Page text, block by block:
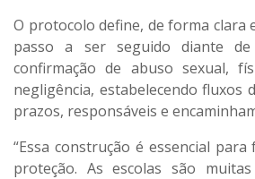
O protocolo define, de forma clara
passo a ser seguido diante
confirmação de abuso sexual,
negligência, estabelecendo fluxos
prazos, responsáveis e
“Essa construção é essencial
proteção. As escolas são